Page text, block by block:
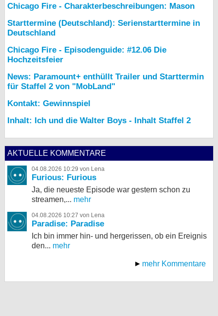
Chicago Fire - Charakterbeschreibungen: Mason
Starttermine (Deutschland): Serienstarttermine in
Deutschland
Chicago Fire - Episodenguide: #12.06 Die
Hochzeitsfeier
News: Paramount+ enthüllt Trailer und Starttermin
für Staffel 2 von "MobLand"
Kontakt: Gewinnspiel
Inhalt: Ich und die Walter Boys - Inhalt Staffel 2
AKTUELLE KOMMENTARE
04.08.2026 10:29 von Lena
Furious: Furious
Ja, die neueste Episode war gestern schon zu
streamen,... mehr
04.08.2026 10:27 von Lena
Paradise: Paradise
Ich bin immer hin- und hergerissen, ob ein Ereignis
den... mehr
mehr Kommentare